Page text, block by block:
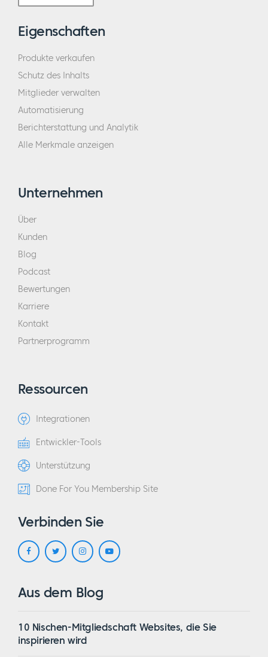
Eigenschaften
Produkte verkaufen
Schutz des Inhalts
Mitglieder verwalten
Automatisierung
Berichterstattung und Analytik
Alle Merkmale anzeigen
Unternehmen
Über
Kunden
Blog
Podcast
Bewertungen
Karriere
Kontakt
Partnerprogramm
Ressourcen
Integrationen
Entwickler-Tools
Unterstützung
Done For You Membership Site
Verbinden Sie
Aus dem Blog
10 Nischen-Mitgliedschaft Websites, die Sie
inspirieren wird